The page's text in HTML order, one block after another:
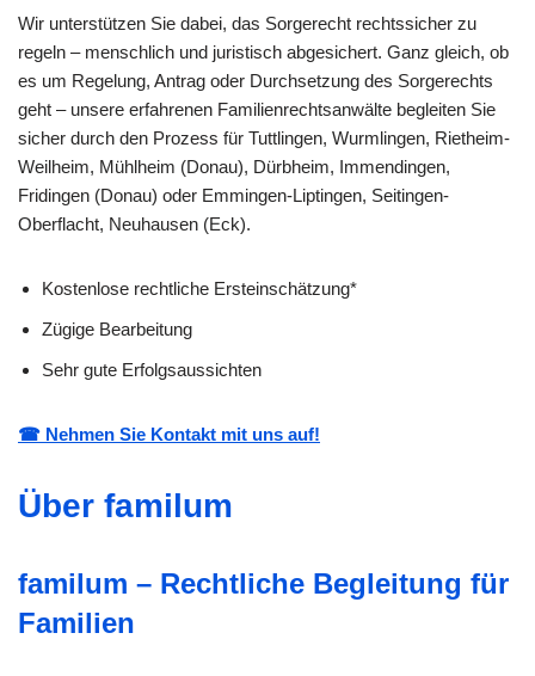
Wir unterstützen Sie dabei, das Sorgerecht rechtssicher zu
regeln – menschlich und juristisch abgesichert. Ganz gleich, ob
es um Regelung, Antrag oder Durchsetzung des Sorgerechts
geht – unsere erfahrenen Familienrechtsanwälte begleiten Sie
sicher durch den Prozess für Tuttlingen, Wurmlingen, Rietheim-
Weilheim, Mühlheim (Donau), Dürbheim, Immendingen,
Fridingen (Donau) oder Emmingen-Liptingen, Seitingen-
Oberflacht, Neuhausen (Eck).
Kostenlose rechtliche Ersteinschätzung*
Zügige Bearbeitung
Sehr gute Erfolgsaussichten
☎ Nehmen Sie Kontakt mit uns auf!
Über familum
familum – Rechtliche Begleitung für
Familien